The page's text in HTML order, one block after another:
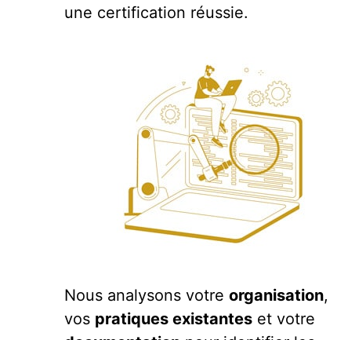
une certification réussie.
Nous analysons votre organisation,
vos pratiques existantes et votre